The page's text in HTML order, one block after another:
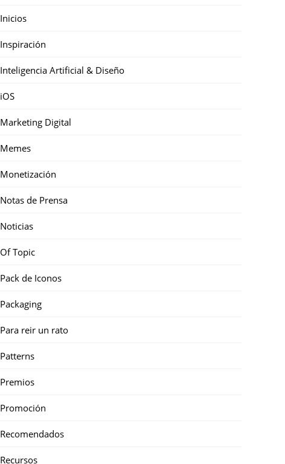
Inicios
Inspiración
Inteligencia Artificial & Diseño
iOS
Marketing Digital
Memes
Monetización
Notas de Prensa
Noticias
Of Topic
Pack de Iconos
Packaging
Para reir un rato
Patterns
Premios
Promoción
Recomendados
Recursos